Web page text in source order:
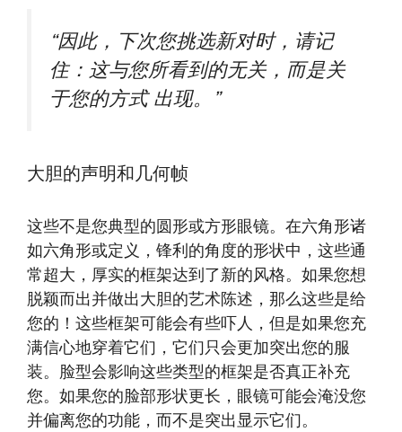
“因此，下次您挑选新对时，请记
住：这与您所看到的无关，而是关
于您的方式出现。”
大胆的声明和几何帧
这些不是您典型的圆形或方形眼镜。在六角形诸
如六角形或定义，锋利的角度的形状中，这些通
常超大，厚实的框架达到了新的风格。如果您想
脱颖而出并做出大胆的艺术陈述，那么这些是给
您的！这些框架可能会有些吓人，但是如果您充
满信心地穿着它们，它们只会更加突出您的服
装。脸型会影响这些类型的框架是否真正补充
您。如果您的脸部形状更长，眼镜可能会淹没您
并偏离您的功能，而不是突出显示它们。